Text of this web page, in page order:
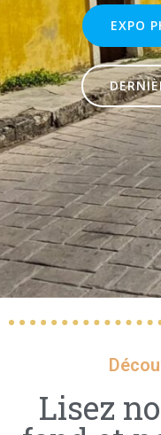
EXPO
Lisez